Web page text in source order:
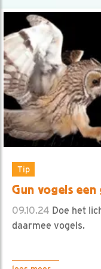
Tip
Gun vogels een
09.10.24 Doe het
daarmee vogels.